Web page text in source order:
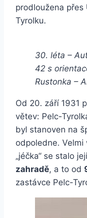
prodloužena
Tyrolku.
30. léta –
42 s
Rustonka –
Od 20. září 1931
větev: Pelc-
byl stanoven na
odpoledne. Velmi
„jéčka“ se stalo její
zahradě, a to od
zastávce Pelc-